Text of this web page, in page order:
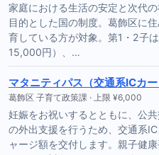
家庭における生活の安定と次代
目的とした国の制度。葛飾区に
育している方が対象。第1・2子
15,000円）、…
マタニティパス（交通系ICカー
葛飾区 子育て政策課 · 上限 ¥6,000
妊娠をお祝いするとともに、公
の外出支援を行うため、交通系
ャージ額を交付します。親子健